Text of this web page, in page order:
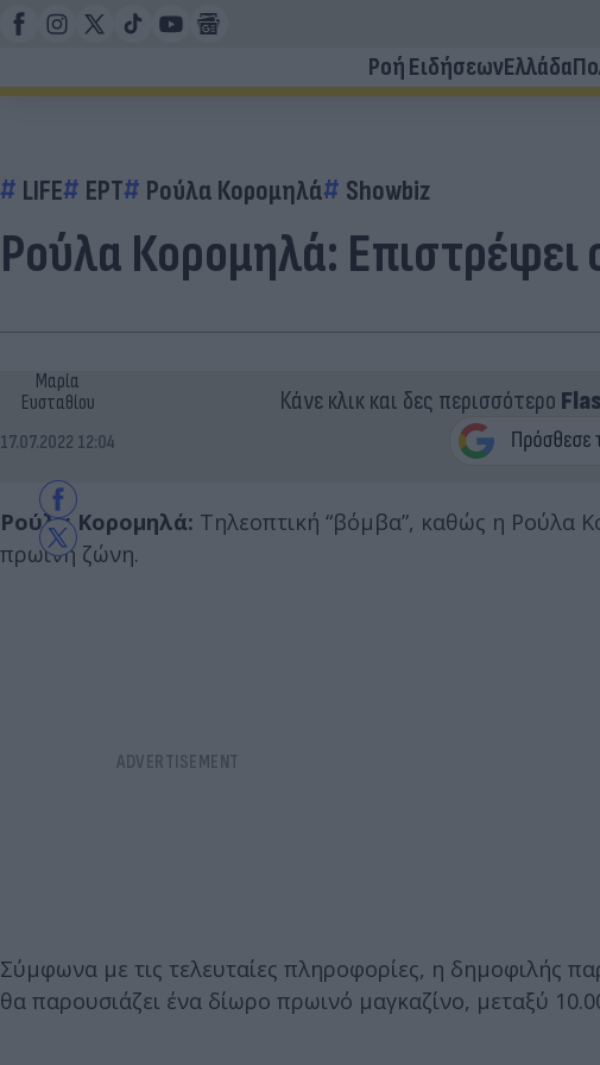
Ροή ΕιδήσεωνΕλλάδα
LIFE ΕΡΤ Ρούλα Κορομηλά Showbiz
Ρούλα Κορομηλά:
Μαρία
Ευσταθίου
17.07.2022 12:04
Κάνε κλικ και δες περισσότερο
Ρούλα Κορομηλά: Τηλεοπτική “βόμβα”, καθώς η Ρούλα
πρωινή ζώνη.
Σύμφωνα με τις τελευταίες πληροφορίες, η δημοφιλής
θα παρουσιάζει ένα δίωρο πρωινό μαγκαζίνο, μεταξύ